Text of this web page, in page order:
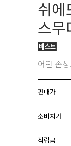
쉬에
스
어떤 손
판매가
소비자가
적립금